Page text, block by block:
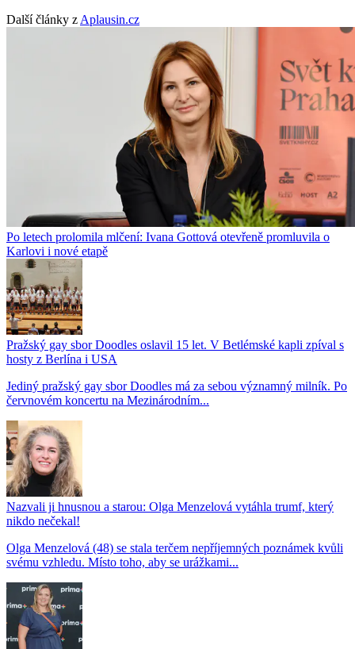
Další články z Aplausin.cz
Po letech prolomila mlčení: Ivana Gottová otevřeně promluvila o
Karlovi i nové etapě
Pražský gay sbor Doodles oslavil 15 let. V Betlémské kapli zpíval s
hosty z Berlína i USA
Jediný pražský gay sbor Doodles má za sebou významný milník. Po
červnovém koncertu na Mezinárodním...
Nazvali ji hnusnou a starou: Olga Menzelová vytáhla trumf, který
nikdo nečekal!
Olga Menzelová (48) se stala terčem nepříjemných poznámek kvůli
svému vzhledu. Místo toho, aby se urážkami...